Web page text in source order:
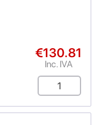
€130.81
Inc. IVA